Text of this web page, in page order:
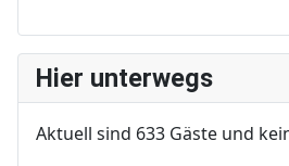
Hier unterwegs
Aktuell sind 633 Gäste und